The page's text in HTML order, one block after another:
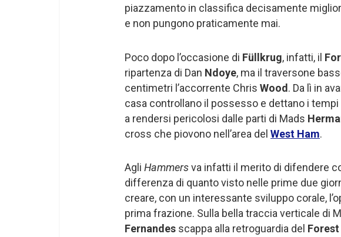
piazzamento in classifica decisamente
e non pungono praticamente mai.
Poco dopo l’occasione di Füllkrug, infatti, il
ripartenza di Dan Ndoye, ma il traversone
centimetri l’accorrente Chris Wood . Da lì in
casa controllano il possesso e dettano i tempi
a rendersi pericolosi dalle parti di Mads
cross che piovono nell’area del West Ham.
Agli Hammersva infatti il merito di difendere
differenza di quanto visto nelle prime due
creare, con un interessante sviluppo corale,
prima frazione. Sulla bella traccia verticale di
Fernandes scappa alla retroguardia del Forest